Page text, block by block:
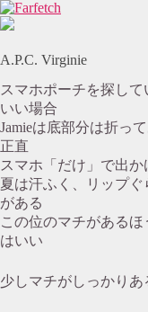
A.P.C. Virginie
スマホポーチを探して
いい場合
Jamieは底部分は折っ
正直
スマホ「だけ」で出か
夏は汗ふく、リップ
がある
この位のマチがある
はいい
少しマチがしっかりあ